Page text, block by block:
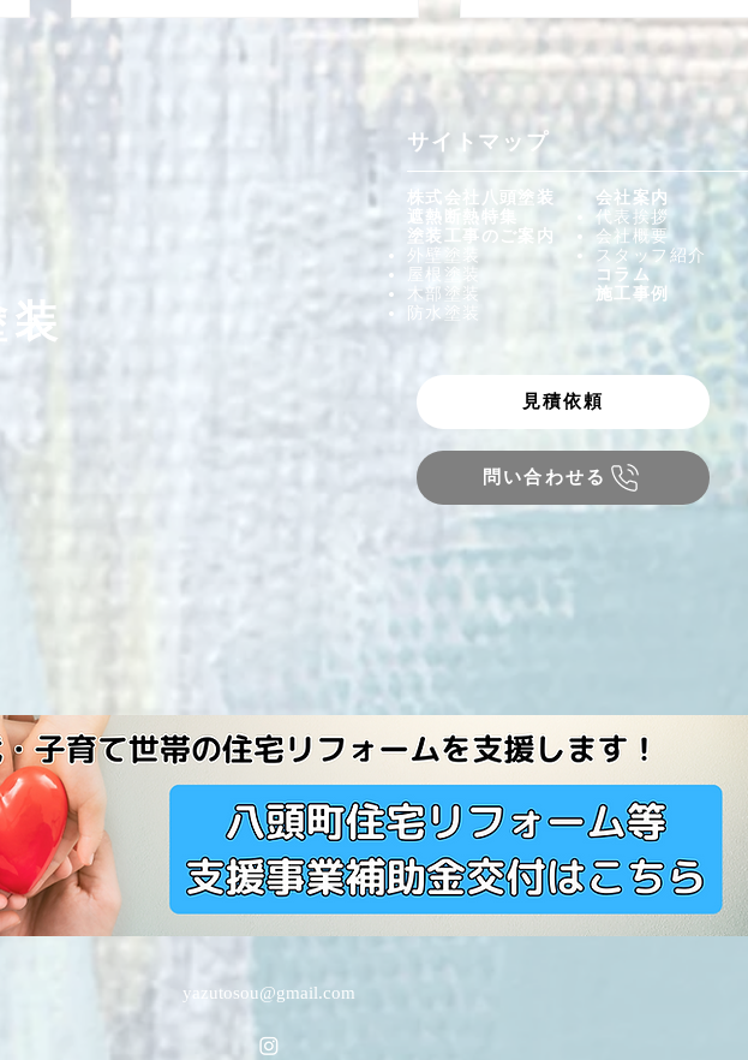
外壁塗装 鳥取市O様邸
​サイトマップ
株式会社八頭塗装
​遮熱断熱特集
塗装工事のご案内
外壁塗装
屋根塗装
​木部塗装
防水塗装
会社案内
代表挨拶
会社概要
スタッフ紹介
コラム
施工事例
見積依頼
問い合わせる
yazutosou@gmail.com